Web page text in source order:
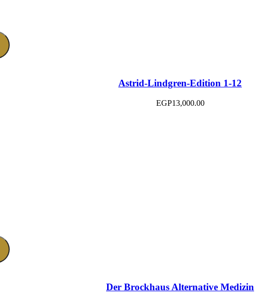
Astrid-Lindgren-Edition 1-12
EGP13,000.00
Der Brockhaus Alternative Medizin